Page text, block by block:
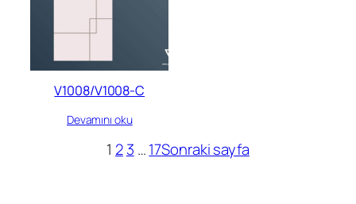
V1008/V1008-C
Devamını oku
1 23 …17Sonraki sayfa